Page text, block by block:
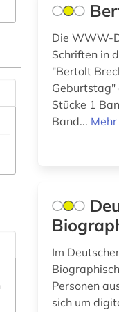
Die WWW-
Schriften in
"Bertolt
Geburtstag"
Stücke 1
Band...
Im
Personen
sich um